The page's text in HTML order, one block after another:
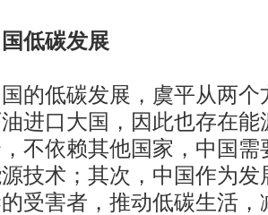
低碳发展
低碳发展，虞平从两个
进口大国，因此也存在能
不依赖其他国家，中国需
技术；其次，中国作为发
受害者，推动低碳生活，